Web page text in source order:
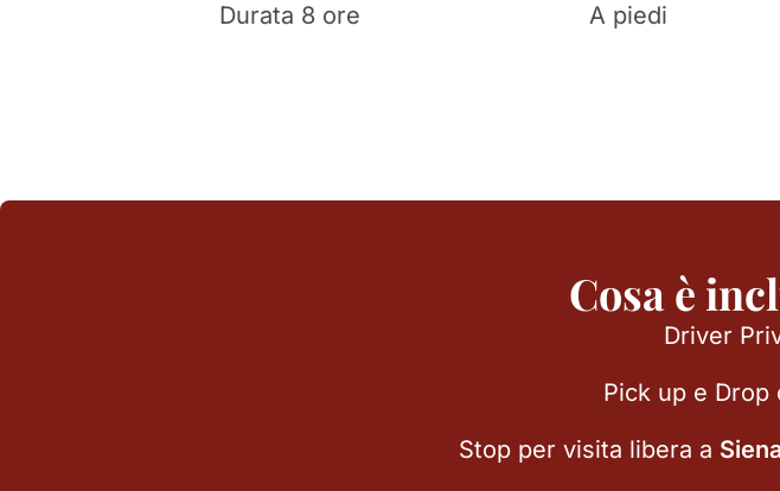
Durata 8 ore A piedi
Cosa è
Driver
Pick up e
Stop per visita libera a